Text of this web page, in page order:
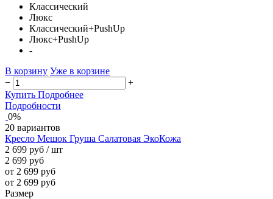
Классический
Люкс
Классический+PushUp
Люкс+PushUp
-
В корзину Уже в корзине
−
+
Купить Подробнее
Подробности
0%
20 вариантов
Кресло Мешок Груша Салатовая ЭкоКожа
2 699 руб / шт
2 699 руб
от 2 699 руб
от 2 699 руб
Размер